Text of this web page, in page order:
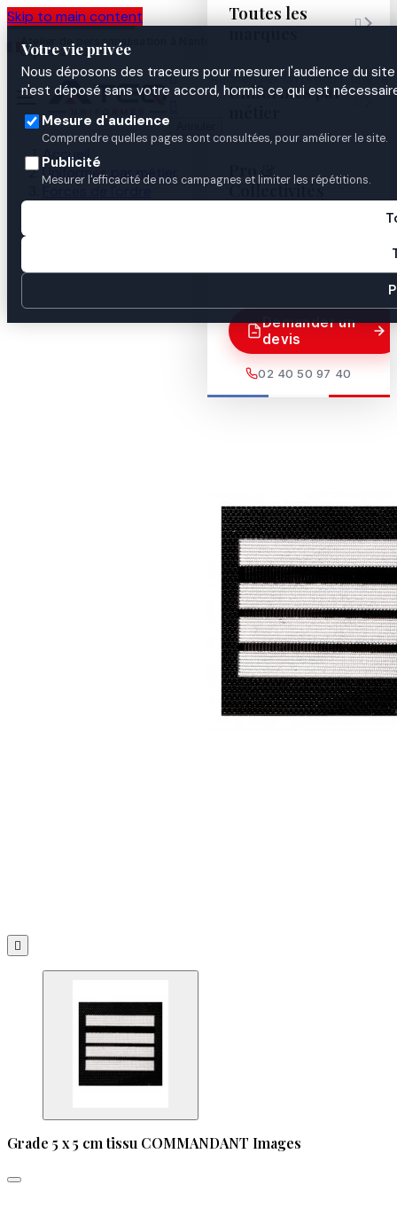
Skip to main content
Votre vie privée
Nous déposons des traceurs pour mesurer l'audience du
n'est déposé sans votre accord, hormis ce qui est
Mesure d'audience
Comprendre quelles pages sont consultées, pour améliorer le site.
Publicité
Mesurer l'efficacité de nos campagnes et limiter les répétitions.
Atelier de personnalisation à Nantes
depuis 2003

Toutes les
marques

Uniformes par
Pro &
Collectivités
Demander un
devis
02 40 50 97 40
Accueil
Uniformes par métier

Grade 5 x 5 cm tissu COMMANDANT Images